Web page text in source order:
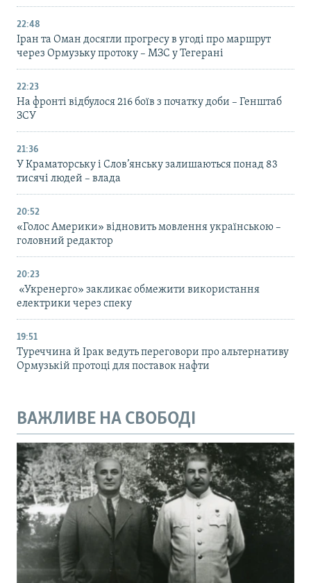
22:48
Іран та Оман досягли прогресу в угоді про маршрут
через Ормузьку протоку – МЗС у Тегерані
22:23
На фронті відбулося 216 боїв з початку доби – Генштаб
ЗСУ
21:36
У Краматорську і Слов’янську залишаються понад 83
тисячі людей – влада
20:52
«Голос Америки» відновить мовлення українською –
головний редактор
20:23
«Укренерго» закликає обмежити використання
електрики через спеку
19:51
Туреччина й Ірак ведуть переговори про альтернативу
Ормузькій протоці для поставок нафти
ВАЖЛИВЕ НА СВОБОДІ